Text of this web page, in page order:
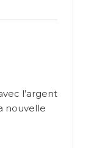
l’argent
nouvelle